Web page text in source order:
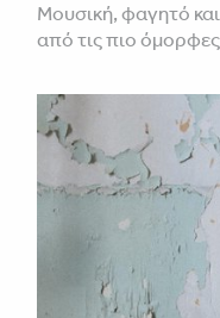
Μουσική, φαγητό
από τις πιο